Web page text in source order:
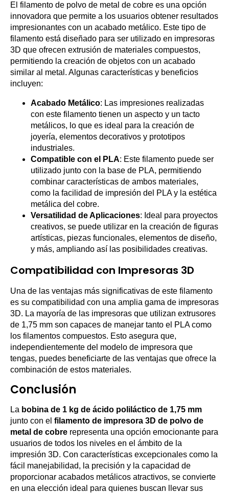
El filamento de polvo de metal de cobre es una opción
innovadora que permite a los usuarios obtener resultados
impresionantes con un acabado metálico. Este tipo de
filamento está diseñado para ser utilizado en impresoras
3D que ofrecen extrusión de materiales compuestos,
permitiendo la creación de objetos con un acabado
similar al metal. Algunas características y beneficios
incluyen:
Acabado Metálico: Las impresiones realizadas
con este filamento tienen un aspecto y un tacto
metálicos, lo que es ideal para la creación de
joyería, elementos decorativos y prototipos
industriales.
Compatible con el PLA: Este filamento puede ser
utilizado junto con la base de PLA, permitiendo
combinar características de ambos materiales,
como la facilidad de impresión del PLA y la estética
metálica del cobre.
Versatilidad de Aplicaciones: Ideal para proyectos
creativos, se puede utilizar en la creación de figuras
artísticas, piezas funcionales, elementos de diseño,
y más, ampliando así las posibilidades creativas.
Compatibilidad con Impresoras 3D
Una de las ventajas más significativas de este filamento
es su compatibilidad con una amplia gama de impresoras
3D. La mayoría de las impresoras que utilizan extrusores
de 1,75 mm son capaces de manejar tanto el PLA como
los filamentos compuestos. Esto asegura que,
independientemente del modelo de impresora que
tengas, puedes beneficiarte de las ventajas que ofrece la
combinación de estos materiales.
Conclusión
La bobina de 1 kg de ácido poliláctico de 1,75 mm
junto con el filamento de impresora 3D de polvo de
metal de cobre representa una opción emocionante para
usuarios de todos los niveles en el ámbito de la
impresión 3D. Con características excepcionales como la
fácil manejabilidad, la precisión y la capacidad de
proporcionar acabados metálicos atractivos, se convierte
en una elección ideal para quienes buscan llevar sus